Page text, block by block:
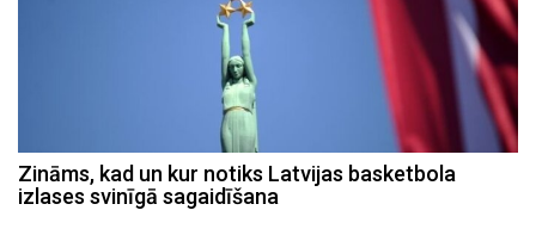
Zināms, kad un kur notiks Latvijas basketbola
izlases svinīgā sagaidīšana